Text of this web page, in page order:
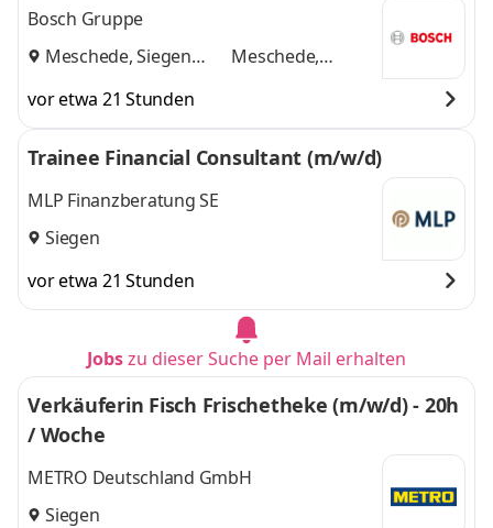
Bosch Gruppe
Meschede, Siegen
Meschede,
vor etwa 21 Stunden
Trainee Financial Consultant (m/w/d)
MLP Finanzberatung SE
Siegen
vor etwa 21 Stunden
Jobszu dieser Suche per Mail erhalten
Verkäuferin Fisch Frischetheke (m/w/d) - 20h
/ Woche
METRO Deutschland GmbH
Siegen